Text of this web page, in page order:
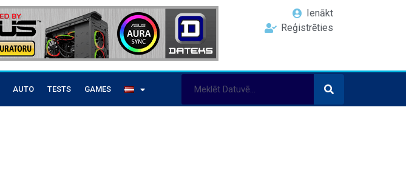
Ienākt
Reģistrēties
AUTO TESTS GAMES